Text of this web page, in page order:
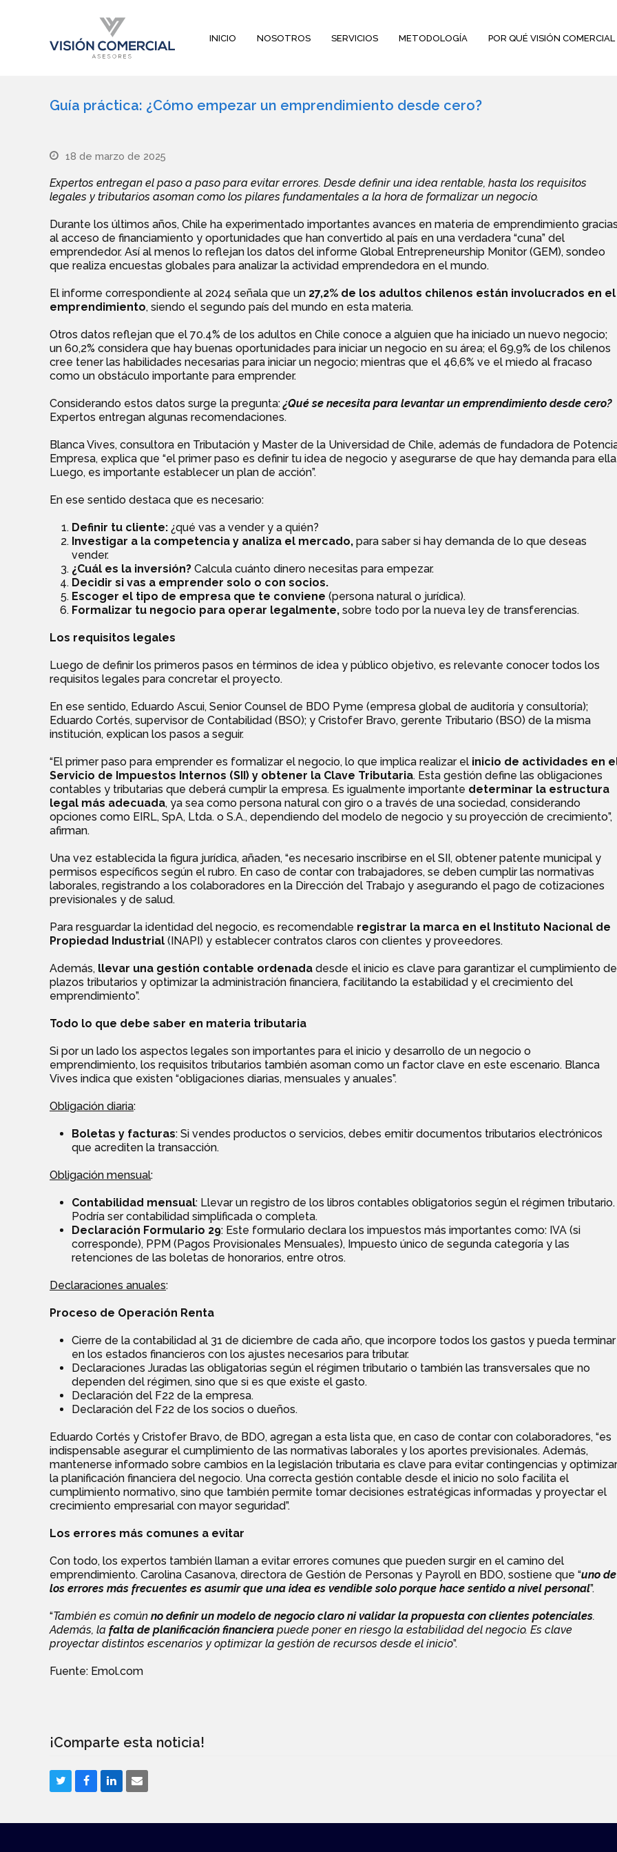
INICIO NOSOTROS SERVICIOS METODOLOGÍA POR QUÉ VISIÓN COMERCIAL
Guía práctica: ¿Cómo empezar un emprendimiento desde cero?
18 de marzo de 2025
Expertos entregan el paso a paso para evitar errores. Desde definir una idea rentable, hasta los requisitos
legales y tributarios asoman como los pilares fundamentales a la hora de formalizar un negocio.
Durante los últimos años, Chile ha experimentado importantes avances en materia de emprendimiento
al acceso de financiamiento y oportunidades que han convertido al país en una verdadera “cuna” del
emprendedor. Así al menos lo reflejan los datos del informe Global Entrepreneurship Monitor (GEM), sondeo
que realiza encuestas globales para analizar la actividad emprendedora en el mundo.
El informe correspondiente al 2024 señala que un 27,2% de los adultos chilenos están involucrados en el
emprendimiento, siendo el segundo país del mundo en esta materia.
Otros datos reflejan que el 70.4% de los adultos en Chile conoce a alguien que ha iniciado un nuevo negocio;
un 60,2% considera que hay buenas oportunidades para iniciar un negocio en su área; el 69,9% de los chilenos
cree tener las habilidades necesarias para iniciar un negocio; mientras que el 46,6% ve el miedo al fracaso
como un obstáculo importante para emprender.
Considerando estos datos surge la pregunta: ¿Qué se necesita para levantar un emprendimiento desde cero?
Expertos entregan algunas recomendaciones.
Blanca Vives, consultora en Tributación y Master de la Universidad de Chile, además de fundadora de
Empresa, explica que “el primer paso es definir tu idea de negocio y asegurarse de que hay demanda para
Luego, es importante establecer un plan de acción”.
En ese sentido destaca que es necesario:
Definir tu cliente: ¿qué vas a vender y a quién?
Investigar a la competencia y analiza el mercado, para saber si hay demanda de lo que deseas
vender.
¿Cuál es la inversión? Calcula cuánto dinero necesitas para empezar.
Decidir si vas a emprender solo o con socios.
Escoger el tipo de empresa que te conviene (persona natural o jurídica).
Formalizar tu negocio para operar legalmente, sobre todo por la nueva ley de transferencias.
Los requisitos legales
Luego de definir los primeros pasos en términos de idea y público objetivo, es relevante conocer todos los
requisitos legales para concretar el proyecto.
En ese sentido, Eduardo Ascui, Senior Counsel de BDO Pyme (empresa global de auditoría y consultoría);
Eduardo Cortés, supervisor de Contabilidad (BSO); y Cristofer Bravo, gerente Tributario (BSO) de la misma
institución, explican los pasos a seguir.
“El primer paso para emprender es formalizar el negocio, lo que implica realizar el inicio de actividades en
Servicio de Impuestos Internos (SII) y obtener la Clave Tributaria. Esta gestión define las obligaciones
contables y tributarias que deberá cumplir la empresa. Es igualmente importante determinar la estructura
legal más adecuada, ya sea como persona natural con giro o a través de una sociedad, considerando
opciones como EIRL, SpA, Ltda. o S.A., dependiendo del modelo de negocio y su proyección de crecimiento”,
afirman.
Una vez establecida la figura jurídica, añaden, “es necesario inscribirse en el SII, obtener patente municipal y
permisos específicos según el rubro. En caso de contar con trabajadores, se deben cumplir las normativas
laborales, registrando a los colaboradores en la Dirección del Trabajo y asegurando el pago de cotizaciones
previsionales y de salud.
Para resguardar la identidad del negocio, es recomendable registrar la marca en el Instituto Nacional de
Propiedad Industrial (INAPI) y establecer contratos claros con clientes y proveedores.
Además, llevar una gestión contable ordenada desde el inicio es clave para garantizar el cumplimiento de
plazos tributarios y optimizar la administración financiera, facilitando la estabilidad y el crecimiento del
emprendimiento”.
Todo lo que debe saber en materia tributaria
Si por un lado los aspectos legales son importantes para el inicio y desarrollo de un negocio o
emprendimiento, los requisitos tributarios también asoman como un factor clave en este escenario. Blanca
Vives indica que existen “obligaciones diarias, mensuales y anuales”.
Obligación diaria:
Boletas y facturas: Si vendes productos o servicios, debes emitir documentos tributarios electrónicos
que acrediten la transacción.
Obligación mensual:
Contabilidad mensual: Llevar un registro de los libros contables obligatorios según el régimen tributario.
Podría ser contabilidad simplificada o completa.
Declaración Formulario 29: Este formulario declara los impuestos más importantes como: IVA (si
corresponde), PPM (Pagos Provisionales Mensuales), Impuesto único de segunda categoría y las
retenciones de las boletas de honorarios, entre otros.
Declaraciones anuales:
Proceso de Operación Renta
Cierre de la contabilidad al 31 de diciembre de cada año, que incorpore todos los gastos y pueda terminar
en los estados financieros con los ajustes necesarios para tributar.
Declaraciones Juradas las obligatorias según el régimen tributario o también las transversales que no
dependen del régimen, sino que si es que existe el gasto.
Declaración del F22 de la empresa.
Declaración del F22 de los socios o dueños.
Eduardo Cortés y Cristofer Bravo, de BDO, agregan a esta lista que, en caso de contar con colaboradores, “es
indispensable asegurar el cumplimiento de las normativas laborales y los aportes previsionales. Además,
mantenerse informado sobre cambios en la legislación tributaria es clave para evitar contingencias y optimizar
la planificación financiera del negocio. Una correcta gestión contable desde el inicio no solo facilita el
cumplimiento normativo, sino que también permite tomar decisiones estratégicas informadas y proyectar el
crecimiento empresarial con mayor seguridad”.
Los errores más comunes a evitar
Con todo, los expertos también llaman a evitar errores comunes que pueden surgir en el camino del
emprendimiento. Carolina Casanova, directora de Gestión de Personas y Payroll en BDO, sostiene que “uno de
los errores más frecuentes es asumir que una idea es vendible solo porque hace sentido a nivel personal”.
“También es común no definir un modelo de negocio claro ni validar la propuesta con clientes potenciales.
Además, la falta de planificación financiera puede poner en riesgo la estabilidad del negocio. Es clave
proyectar distintos escenarios y optimizar la gestión de recursos desde el inicio”.
Fuente: Emol.com
¡Comparte esta noticia!
CompartirCompartir
Compartir
Share